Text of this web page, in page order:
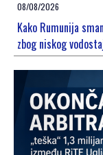
08/08/2026
Kako Rumunija
zbog niskog